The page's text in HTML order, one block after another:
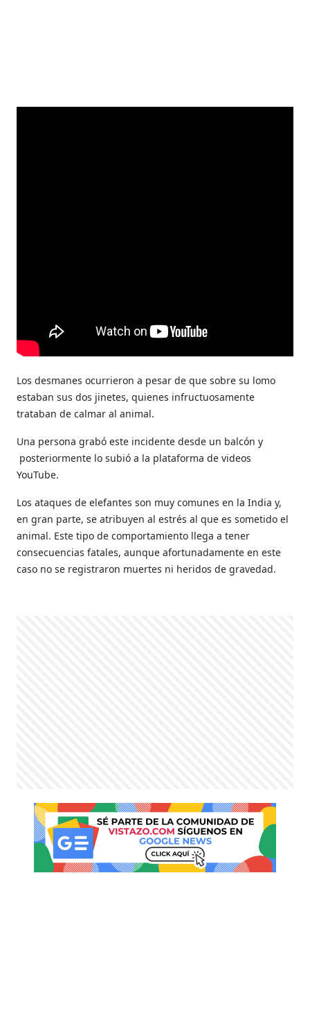
Los desmanes ocurrieron a pesar de que sobre su lomo
estaban sus dos jinetes, quienes infructuosamente
trataban de calmar al animal.
Una persona grabó este incidente desde un balcón y
posteriormente lo subió a la plataforma de videos
YouTube.
Los ataques de elefantes son muy comunesen la Indiay,
en gran parte, se atribuyen al estrés al que es sometido el
animal. Este tipo de comportamiento llega a tener
consecuencias fatales, aunque afortunadamente en este
caso no se registraron muertes ni heridos de gravedad.